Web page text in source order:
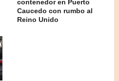
contenedor en Puerto
Caucedo con rumbo al
Reino Unido